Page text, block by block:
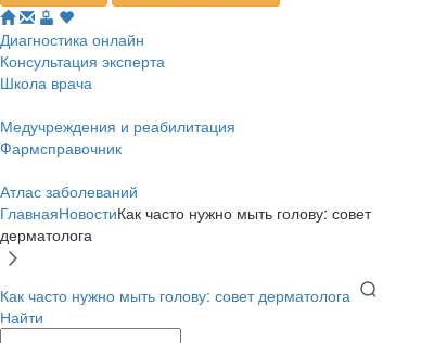
Диагностика онлайн
Консультация эксперта
Школа врача
Медучреждения и реабилитация
Фармсправочник
Атлас заболеваний
ГлавнаяНовостиКак часто нужно мыть голову: совет
дерматолога
Как часто нужно мыть голову: совет дерматолога
Найти